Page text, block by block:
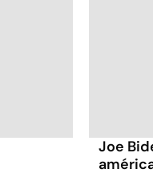
Joe